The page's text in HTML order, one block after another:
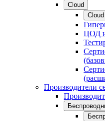
Cloud
Cloud
ЦОД
Производители